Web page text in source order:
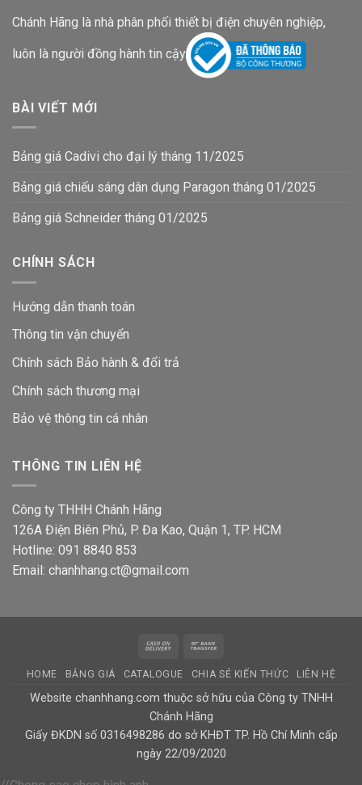
Chánh Hãng là nhà phân phối thiết bị điện chuyên nghiệp,
luôn là người đồng hành tin cậy
BÀI VIẾT MỚI
Bảng giá Cadivi cho đại lý tháng 11/2025
Bảng giá chiếu sáng dân dụng Paragon tháng 01/2025
Bảng giá Schneider tháng 01/2025
CHÍNH SÁCH
Hướng dẫn thanh toán
Thông tin vận chuyển
Chính sách Bảo hành & đổi trả
Chính sách thương mại
Bảo vệ thông tin cá nhân
THÔNG TIN LIÊN HỆ
Công ty THHH Chánh Hãng
126A Điện Biên Phủ, P. Đa Kao, Quận 1, TP. HCM
Hotline: 091 8840 853
Email: chanhhang.ct@gmail.com
Cash
Delivery
HOME BẢNG GIÁ CATALOGUE CHIA SẺ KIẾN THỨC LIÊN HỆ
Website chanhhang.com thuộc sở hữu của Công ty TNHH
Chánh Hãng
Giấy ĐKDN số 0316498286 do sở KHĐT TP. Hồ Chí Minh cấp
ngày 22/09/2020